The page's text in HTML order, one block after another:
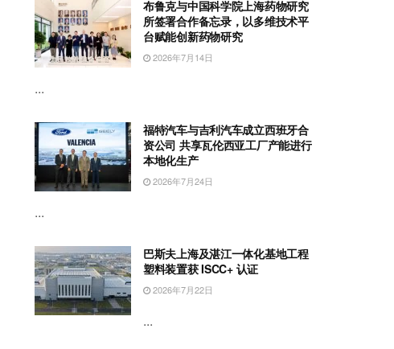
布鲁克与中国科学院上海药物研究
所签署合作备忘录，以多维技术平
台赋能创新药物研究
2026年7月14日
...
福特汽车与吉利汽车成立西班牙合
资公司 共享瓦伦西亚工厂产能进行
本地化生产
2026年7月24日
...
巴斯夫上海及湛江一体化基地工程
塑料装置获 ISCC+ 认证
2026年7月22日
...